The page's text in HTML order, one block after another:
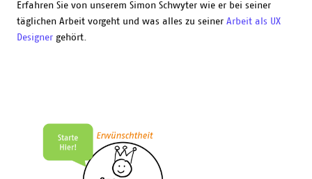
Erfahren Sie von unserem Simon Schwyter wie er bei seiner
täglichen Arbeit vorgeht und was alles zu seiner Arbeit als UX
Designer gehört.